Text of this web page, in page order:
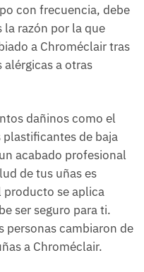
con frecuencia, debe
la razón por la que
a Chroméclair tras
a otras
dañinos como el
de baja
acabado profesional
de tus uñas es
producto se aplica
ser seguro para ti.
personas cambiaron de
a Chroméclair.